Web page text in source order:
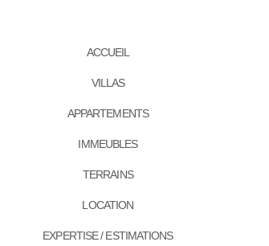
ACCUEIL
VILLAS
APPARTEMENTS
IMMEUBLES
TERRAINS
LOCATION
EXPERTISE / ESTIMATIONS